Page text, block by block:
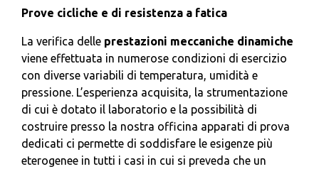
Prove cicliche e di resistenza a fatica
La verifica delle prestazioni meccaniche dinamiche
viene effettuata in numerose condizioni di esercizio
con diverse variabili di temperatura, umidità e
pressione. L’esperienza acquisita, la strumentazione
di cui è dotato il laboratorio e la possibilità di
costruire presso la nostra officina apparati di prova
dedicati ci permette di soddisfare le esigenze più
eterogenee in tutti i casi in cui si preveda che un